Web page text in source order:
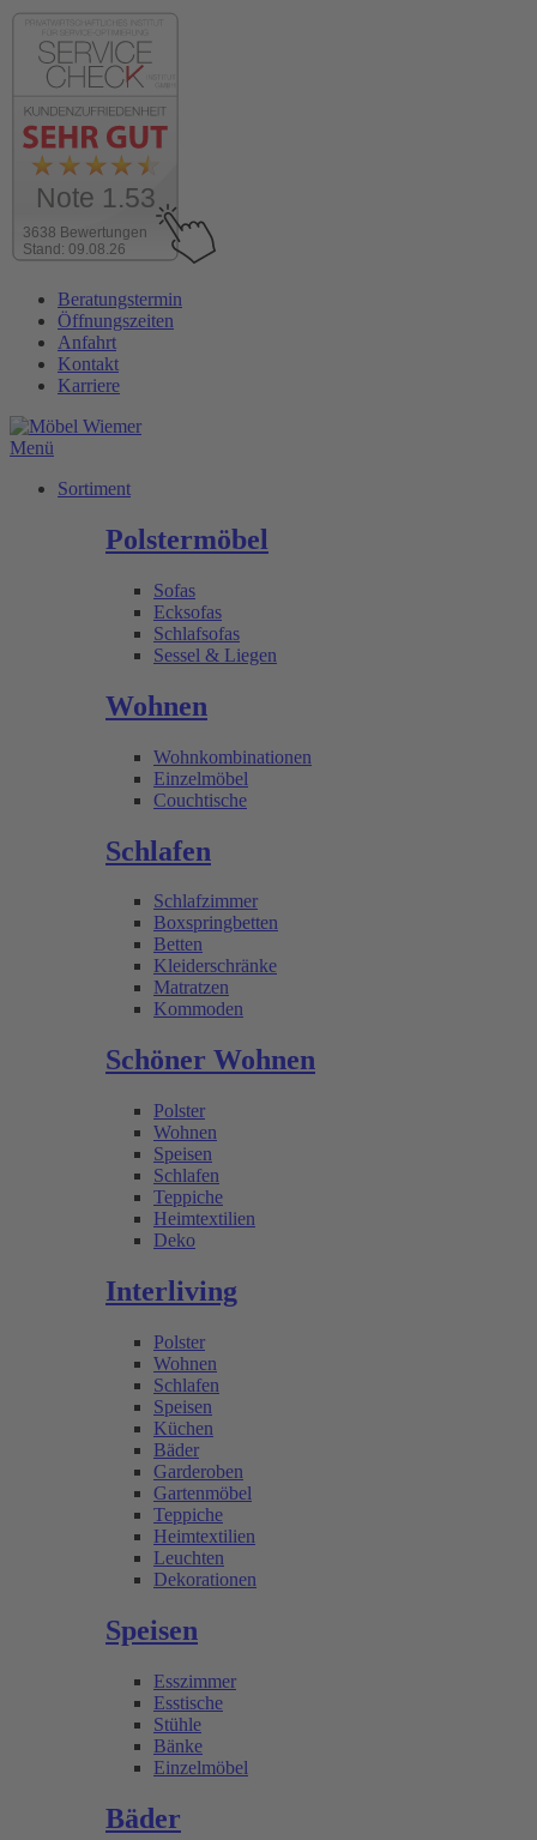
3638 Bewertungen
Stand: 09.08.26
Note 1.53
Inhalt
wechseln
Beratungstermin
Öffnungszeiten
Anfahrt
Kontakt
Karriere
Menü
Sortiment
Polstermöbel
Sofas
Ecksofas
Schlafsofas
Sessel & Liegen
Wohnen
Wohnkombinationen
Einzelmöbel
Couchtische
Schlafen
Schlafzimmer
Boxspringbetten
Betten
Kleiderschränke
Matratzen
Kommoden
Schöner Wohnen
Polster
Wohnen
Speisen
Schlafen
Teppiche
Heimtextilien
Deko
Interliving
Polster
Wohnen
Schlafen
Speisen
Küchen
Bäder
Garderoben
Gartenmöbel
Teppiche
Heimtextilien
Leuchten
Dekorationen
Speisen
Esszimmer
Esstische
Stühle
Bänke
Einzelmöbel
Bäder